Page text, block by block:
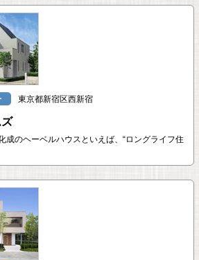
東京都新宿区西新宿
成のヘーベルハウスといえば、“ロングライフ住